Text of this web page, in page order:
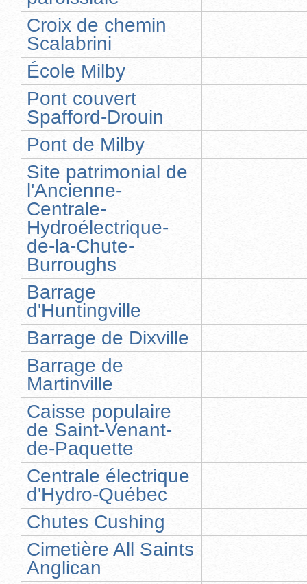
Croix de chemin
Scalabrini
École Milby
Pont couvert
Spafford-Drouin
Pont de Milby
Site patrimonial de
l'Ancienne-
Centrale-
Hydroélectrique-
de-la-Chute-
Burroughs
Barrage
d'Huntingville
Barrage de Dixville
Barrage de
Martinville
Caisse populaire
de Saint-Venant-
de-Paquette
Centrale électrique
d'Hydro-Québec
Chutes Cushing
Cimetière All Saints
Anglican